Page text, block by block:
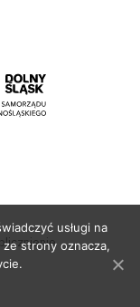
usługi na
strony oznacza,